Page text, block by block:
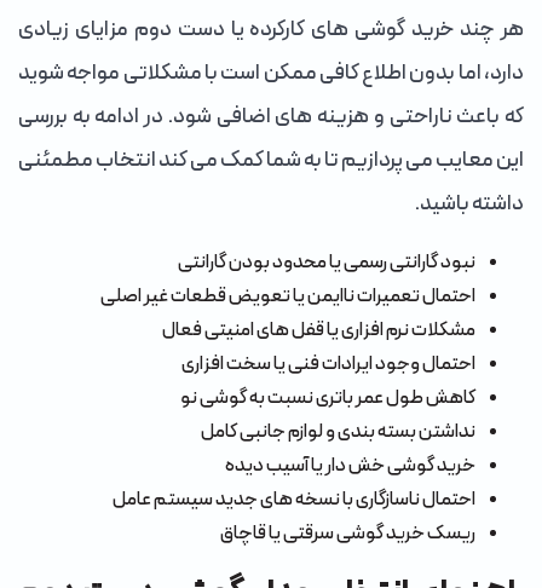
هر چند خرید گوشی های کارکرده یا دست دوم مزایای زیادی
دارد، اما بدون اطلاع کافی ممکن است با مشکلاتی مواجه شوید
که باعث ناراحتی و هزینه های اضافی شود. در ادامه به بررسی
این معایب می پردازیم تا به شما کمک می کند انتخاب مطمئنی
داشته باشید.
نبود گارانتی رسمی یا محدود بودن گارانتی
احتمال تعمیرات ناایمن یا تعویض قطعات غیر اصلی
مشکلات نرم افزاری یا قفل های امنیتی فعال
احتمال وجود ایرادات فنی یا سخت افزاری
کاهش طول عمر باتری نسبت به گوشی نو
نداشتن بسته بندی و لوازم جانبی کامل
خرید گوشی خش دار یا آسیب دیده
احتمال ناسازگاری با نسخه های جدید سیستم عامل
ریسک خرید گوشی سرقتی یا قاچاق